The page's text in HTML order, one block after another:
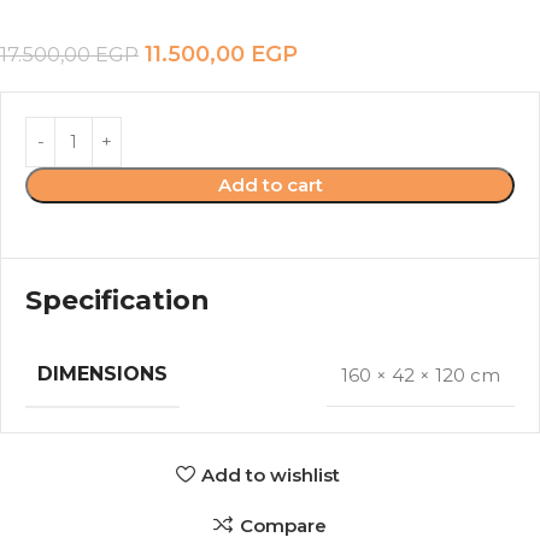
17.500,00EGP 11.500,00 EGP
Add to cart
Specification
DIMENSIONS 160 × 42 × 120 cm
Add to wishlist
Compare